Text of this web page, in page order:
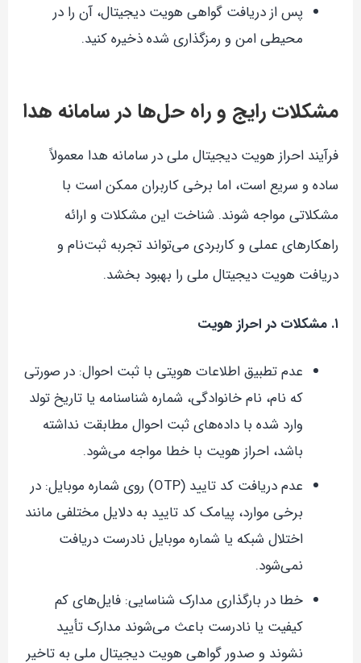
پس از دریافت گواهی هویت دیجیتال، آن را در
محیطی امن و رمزگذاری شده ذخیره کنید.
مشکلات رایج و راه حل‌ها در سامانه هدا
فرآیند احراز هویت دیجیتال ملی در سامانه هدا معمولاً
ساده و سریع است، اما برخی کاربران ممکن است با
مشکلاتی مواجه شوند. شناخت این مشکلات و ارائه
راهکارهای عملی و کاربردی می‌تواند تجربه ثبت‌نام و
دریافت هویت دیجیتال ملی را بهبود بخشد.
۱. مشکلات در احراز هویت
عدم تطبیق اطلاعات هویتی با ثبت احوال: در صورتی
که نام، نام خانوادگی، شماره شناسنامه یا تاریخ تولد
وارد شده با داده‌های ثبت احوال مطابقت نداشته
باشد، احراز هویت با خطا مواجه می‌شود.
عدم دریافت کد تایید (OTP) روی شماره موبایل: در
برخی موارد، پیامک کد تایید به دلایل مختلفی مانند
اختلال شبکه یا شماره موبایل نادرست دریافت
نمی‌شود.
خطا در بارگذاری مدارک شناسایی: فایل‌های کم
کیفیت یا نادرست باعث می‌شوند مدارک تأیید
نشوند و صدور گواهی هویت دیجیتال ملی به تاخیر